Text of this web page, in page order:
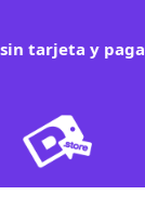
tarjeta y paga